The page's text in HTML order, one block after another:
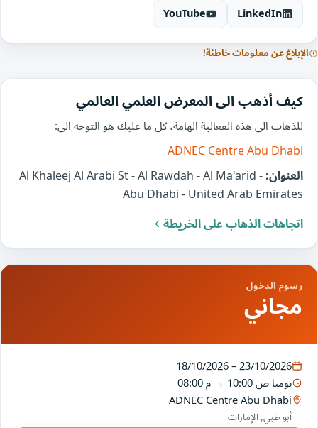
LinkedIn
YouTube
الإبلاغ عن معلومات خاطئة!
كيف أذهب الى المعرض العلمي العالمي
للذهاب الى هذه الفعالية الهامة، كل ما عليك هو التوجه الى:
ADNEC Centre Abu Dhabi
العنوان:Al Khaleej Al Arabi St - Al Rawdah - Al Ma'arid -
Abu Dhabi - United Arab Emirates
اتجاهات الذهاب على الخريطة
رسوم الدخول
مجاني
18/10/2026 – 23/10/2026
يوميا10:00 ص →08:00 م
ADNEC Centre Abu Dhabi
أبو ظبي, الإمارات